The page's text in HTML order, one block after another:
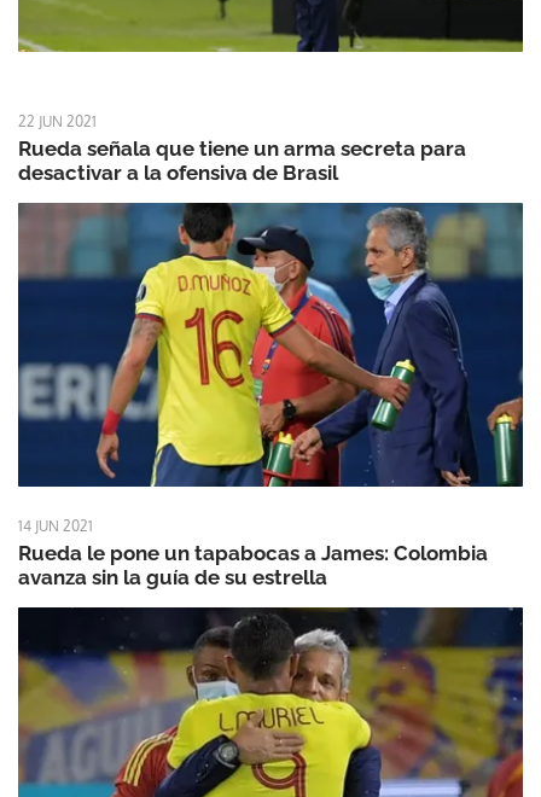
22 JUN 2021
Rueda señala que tiene un arma secreta para
desactivar a la ofensiva de Brasil
14 JUN 2021
Rueda le pone un tapabocas a James: Colombia
avanza sin la guía de su estrella